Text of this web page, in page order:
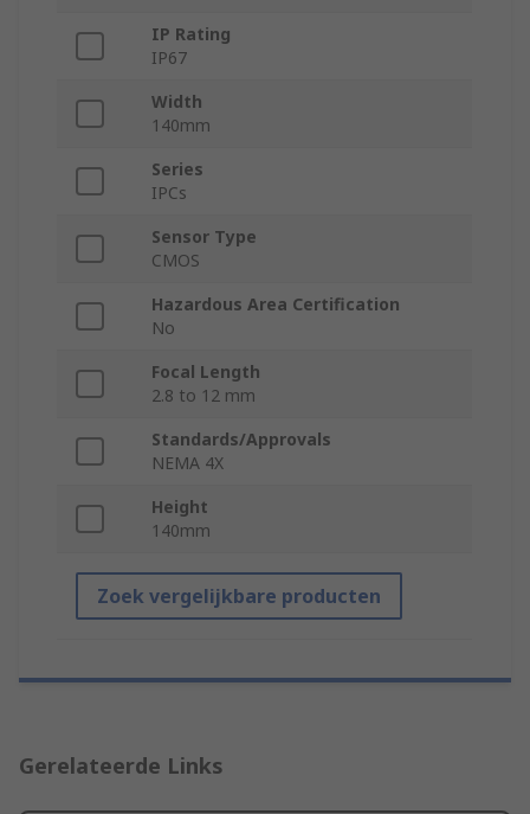
IP Rating
IP67
Width
140mm
Series
IPCs
Sensor Type
CMOS
Hazardous Area Certification
No
Focal Length
2.8 to 12 mm
Standards/Approvals
NEMA 4X
Height
140mm
Zoek vergelijkbare producten
Gerelateerde Links